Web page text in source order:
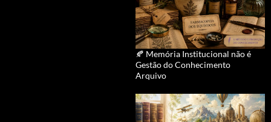
🍂 Memória Institucional não é
Gestão do Conhecimento
Arquivo